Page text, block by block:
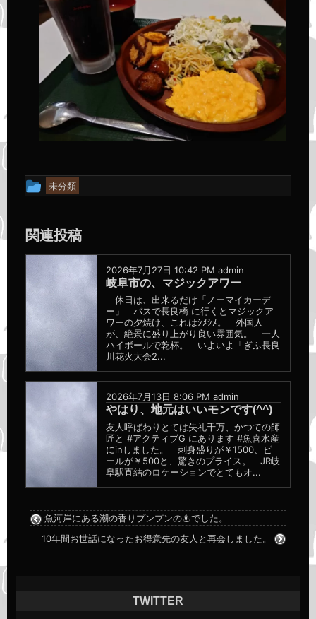
投
ル
未分類
関連投稿
2026年7月27日 10:42 PM admin
岐阜市の、マジックアワー
休日は、出来るだけ「ノーマイカーデ
ー」 バスで長良橋 に行くとマジックア
ワーの夕焼け、これはｼﾒｼﾒ。 外国人
が、絶景に盛り上がり良い雰囲気。 一人
ハイボールで乾杯。 いよいよ「ぎふ長良
川花火大会2...
2026年7月13日 8:06 PM admin
やはり、地元はいいモンです(^^)
友人呼ばわりとては失礼千万、かつての師
匠と #アクティブG にあります #魚喜水産
にinしました。 刺身盛りが￥1500、ビ
ールが￥500と、驚きのプライス。 JR岐
阜駅直結のロケーションでとてもオ...
魚河岸にある潮の香りプンプンの♨でした。
10年間お世話になったお得意先の友人と再会しました。
TWITTER